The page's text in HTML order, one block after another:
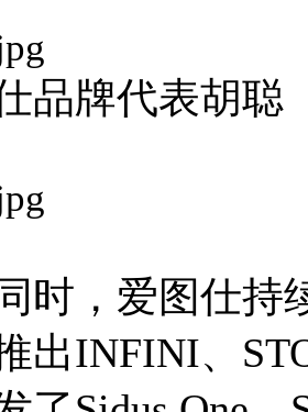
品牌代表胡聪
时，爱图仕持
出INFINI、